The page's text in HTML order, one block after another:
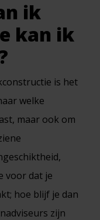
ik
kan ik
is het
welke
maar ook om
voor dat je
hoe blijf je dan
zijn